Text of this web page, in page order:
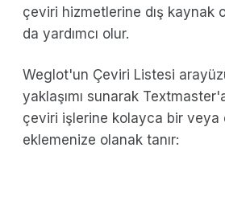
çeviri hizmetlerine dış kaynak
da yardımcı olur.
Weglot'un Çeviri Listesi
yaklaşımı sunarak Textmaster'a
çeviri işlerine kolayca bir veya
eklemenize olanak tanır: